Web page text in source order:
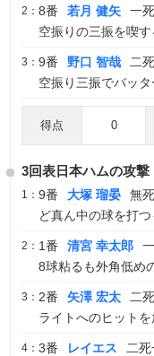
2： 8番 若月 健矢
一
空振りの三振を喫す
3： 9番 野口 智哉
二
空振り三振でバッ
得点 0
3回表日本ハムの攻撃
1： 9番 大塚 瑠晏
無
ど真ん中の球を打
2： 1番 清宮 幸太郎
8球粘るも外角低め
3： 2番 矢澤 宏太
二
ライトへのヒット
4： 3番 レイエス
二